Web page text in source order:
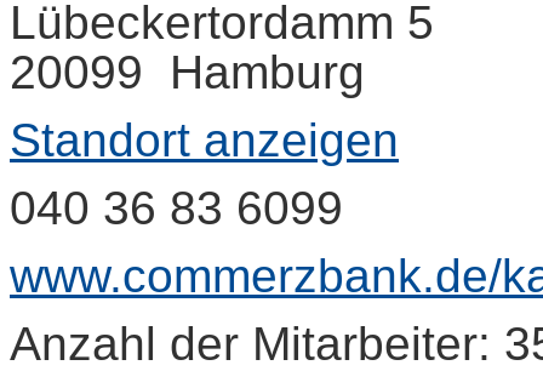
Lübeckertordamm 5
20099 Hamburg
Standort anzeigen
040 36 83 6099
www.commerzbank.de/
Anzahl der Mitarbeiter: